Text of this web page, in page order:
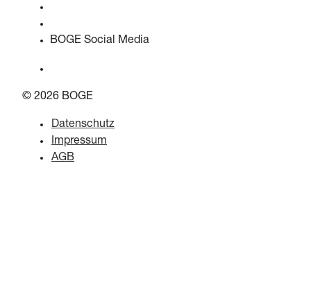
BOGE Social Media
© 2026 BOGE
Datenschutz
Impressum
AGB